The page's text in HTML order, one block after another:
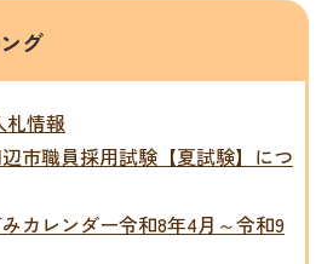
グ
札情報
市職員採用試験【夏試験】につ
カレンダー令和8年4月～令和9